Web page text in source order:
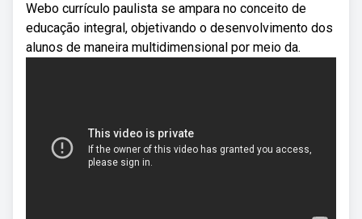
Webo currículo paulista se ampara no conceito de
educação integral, objetivando o desenvolvimento dos
alunos de maneira multidimensional por meio da.